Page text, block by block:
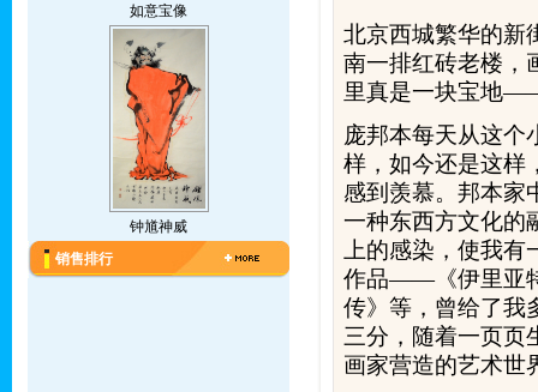
如意宝像
钟馗神威
销售排行
北京西城繁华的新
南一排红砖老楼，
里真是一块宝地
庞邦本每天从这个
样，如今还是这样
感到羡慕。邦本家
一种东西方文化的
上的感染，使我
作品——《伊里亚
传》等，曾给了我
三分，随着一页页
画家营造的艺术世